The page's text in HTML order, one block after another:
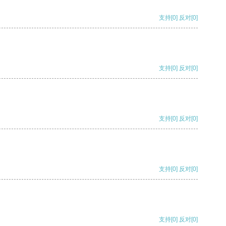
支持[0] 反对[0]
支持[0] 反对[0]
支持[0] 反对[0]
支持[0] 反对[0]
支持[0] 反对[0]